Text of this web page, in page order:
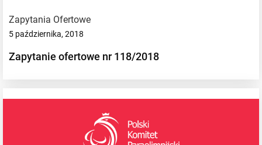
Zapytania Ofertowe
5 października, 2018
Zapytanie ofertowe nr 118/2018